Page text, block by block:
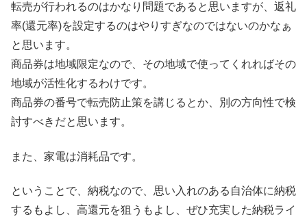
転売が行われるのはかなり問題であると思いますが、返礼
率(還元率)を設定するのはやりすぎなのではないのかなぁ
と思います。
商品券は地域限定なので、その地域で使ってくれればその
地域が活性化するわけです。
商品券の番号で転売防止策を講じるとか、別の方向性で検
討すべきだと思います。
また、家電は消耗品です。
ということで、納税なので、思い入れのある自治体に納税
するもよし、高還元を狙うもよし、ぜひ充実した納税ライ